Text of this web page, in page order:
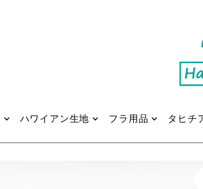
ハワイアン生地 フラ用品 タヒチ